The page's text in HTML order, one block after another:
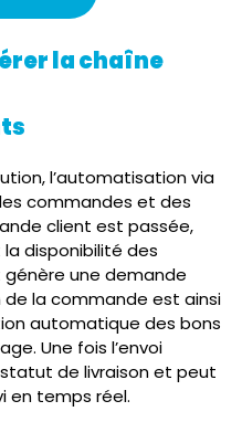
la chaîne
l’automatisation via
commandes et des
client est passée,
la disponibilité des
une demande
de la commande est ainsi
automatique des bons
Une fois l’envoi
statut de livraison et peut
en temps réel.